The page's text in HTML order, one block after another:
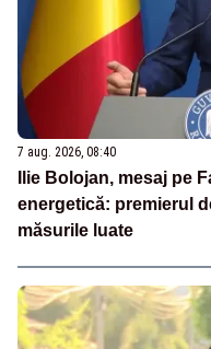
7 aug. 2026, 08:40
Ilie Bolojan, mesaj pe
energetică: premierul
măsurile luate